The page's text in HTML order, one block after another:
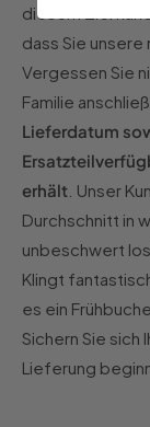
diesem Ziel
dass Sie
Vergessen Sie
Familie
Lieferdatum
erhält . Unser
Durchschnitt in
unbeschwert
Klingt
es ein
Sichern Sie sich
Lieferung